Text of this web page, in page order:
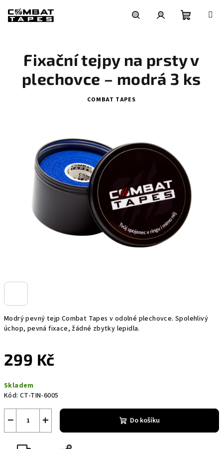
obsah
košík
Modrý pevný tejp Combat Tapes v odolné plechovce. Spolehlivý
úchop, pevná fixace, žádné zbytky lepidla.
299 Kč
cena:
Skladem
Kód: CT-TIN-6005
+
− Do košíku
Fixační tejpy na prsty v
plechovce – modrá 3 ks
COMBAT TAPES